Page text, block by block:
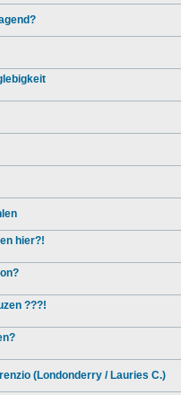
hier?!
???!
(Londonderry / Lauries C.)